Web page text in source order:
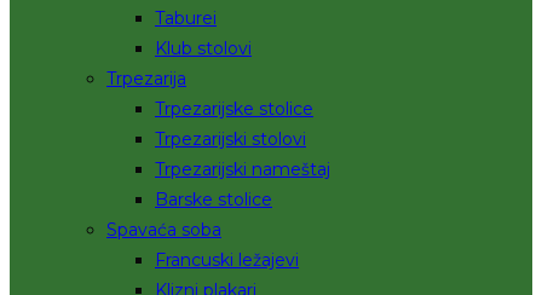
Taburei
Klub stolovi
Trpezarija
Trpezarijske stolice
Trpezarijski stolovi
Trpezarijski nameštaj
Barske stolice
Spavaća soba
Francuski ležajevi
Klizni plakari